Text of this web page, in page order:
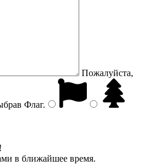
Пожалуйста,
Флаг.
в ближайшее время.